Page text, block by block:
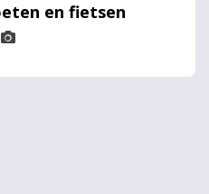
en fietsen